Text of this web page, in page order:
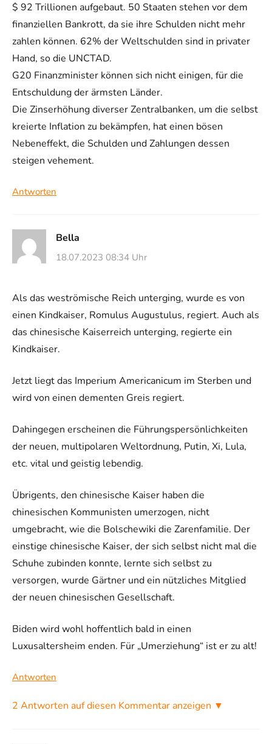
$ 92 Trillionen aufgebaut. 50 Staaten stehen vor dem
finanziellen Bankrott, da sie ihre Schulden nicht mehr
zahlen können. 62% der Weltschulden sind in privater
Hand, so die UNCTAD.
G20 Finanzminister können sich nicht einigen, für die
Entschuldung der ärmsten Länder.
Die Zinserhöhung diverser Zentralbanken, um die selbst
kreierte Inflation zu bekämpfen, hat einen bösen
Nebeneffekt, die Schulden und Zahlungen dessen
steigen vehement.
Antworten
Bella
18.07.2023 08:34 Uhr
Als das weströmische Reich unterging, wurde es von
einen Kindkaiser, Romulus Augustulus, regiert. Auch als
das chinesische Kaiserreich unterging, regierte ein
Kindkaiser.
Jetzt liegt das Imperium Americanicum im Sterben und
wird von einen dementen Greis regiert.
Dahingegen erscheinen die Führungspersönlichkeiten
der neuen, multipolaren Weltordnung, Putin, Xi, Lula,
etc. vital und geistig lebendig.
Übrigents, den chinesische Kaiser haben die
chinesischen Kommunisten umerzogen, nicht
umgebracht, wie die Bolschewiki die Zarenfamilie. Der
einstige chinesische Kaiser, der sich selbst nicht mal die
Schuhe zubinden konnte, lernte sich selbst zu
versorgen, wurde Gärtner und ein nützliches Mitglied
der neuen chinesischen Gesellschaft.
Biden wird wohl hoffentlich bald in einen
Luxusaltersheim enden. Für „Umerziehung“ ist er zu alt!
Antworten
2 Antworten auf diesen Kommentar anzeigen ▼